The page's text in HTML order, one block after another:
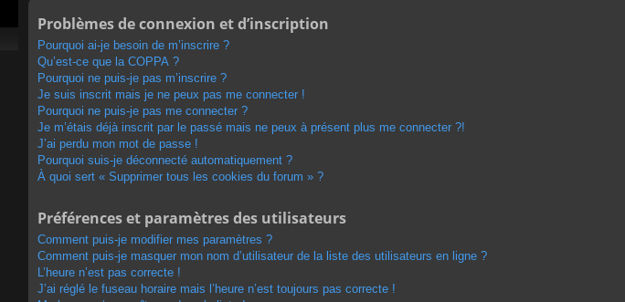
Problèmes de connexion et d’inscription
Pourquoi ai-je besoin de m’inscrire ?
Qu’est-ce que la COPPA ?
Pourquoi ne puis-je pas m’inscrire ?
Je suis inscrit mais je ne peux pas me connecter !
Pourquoi ne puis-je pas me connecter ?
Je m’étais déjà inscrit par le passé mais ne peux à présent plus me connecter ?!
J’ai perdu mon mot de passe !
Pourquoi suis-je déconnecté automatiquement ?
À quoi sert « Supprimer tous les cookies du forum » ?
Préférences et paramètres des utilisateurs
Comment puis-je modifier mes paramètres ?
Comment puis-je masquer mon nom d’utilisateur de la liste des utilisateurs en ligne ?
L’heure n’est pas correcte !
J’ai réglé le fuseau horaire mais l’heure n’est toujours pas correcte !